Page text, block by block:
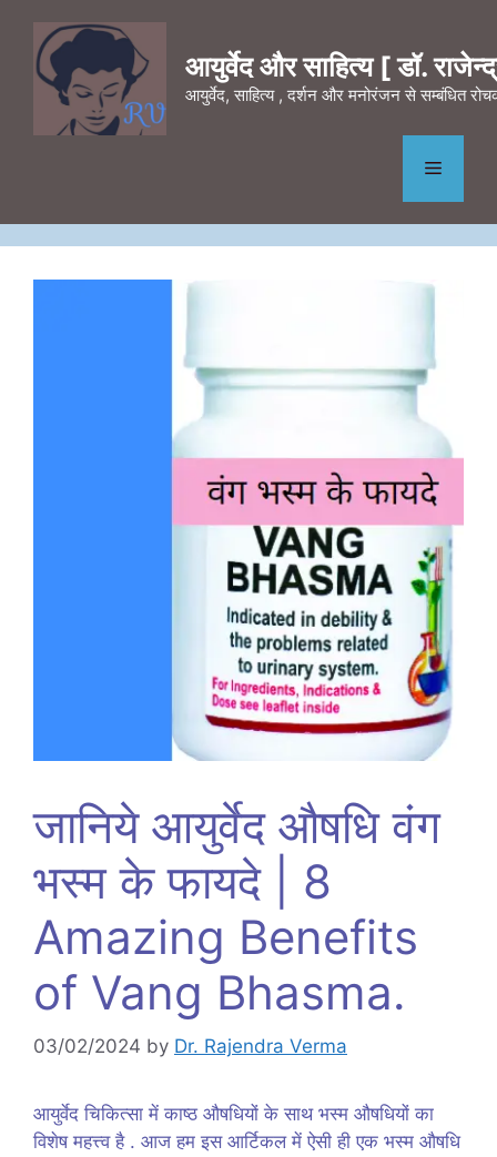
content
आयुर्वेद और साहित्य [ डॉ.
आयुर्वेद, साहित्य , दर्शन और मनोरंजन से सम्बंधित
Menu
जानिये आयुर्वेद औषधि वंग
भस्म के फायदे | 8
Amazing Benefits
of Vang Bhasma.
03/02/2024 by Dr. Rajendra Verma
आयुर्वेद चिकित्सा में काष्ठ औषधियों के साथ भस्म औषधियों का
विशेष महत्त्व है . आज हम इस आर्टिकल में ऐसी ही एक भस्म औषधि